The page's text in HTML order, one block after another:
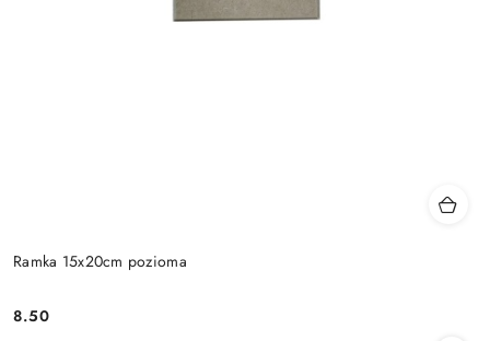
Ramka 15x20cm pozioma
Cena:
8.50